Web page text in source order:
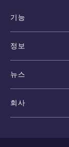
기능
정보
뉴스
회사